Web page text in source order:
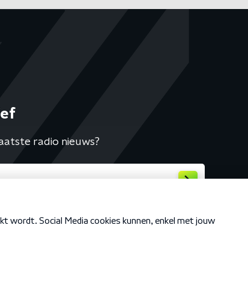
radio nieuws?